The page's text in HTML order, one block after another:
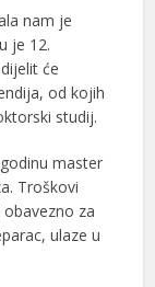
nam je
je 12.
će
od kojih
studij.
master
Troškovi
za
ulaze u